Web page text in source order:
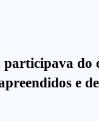
do
e